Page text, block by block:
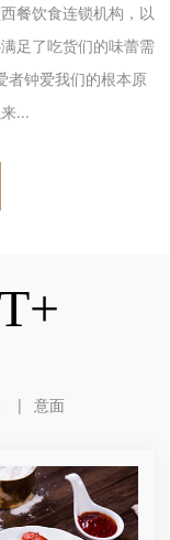
餐饮食连锁机构，以
足了吃货们的味蕾需
者钟爱我们的根本原
...
意面